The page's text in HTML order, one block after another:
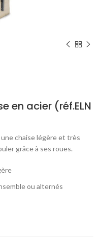
en acier (réf.ELN
chaise légère et très
grâce à ses roues.
ou alternés